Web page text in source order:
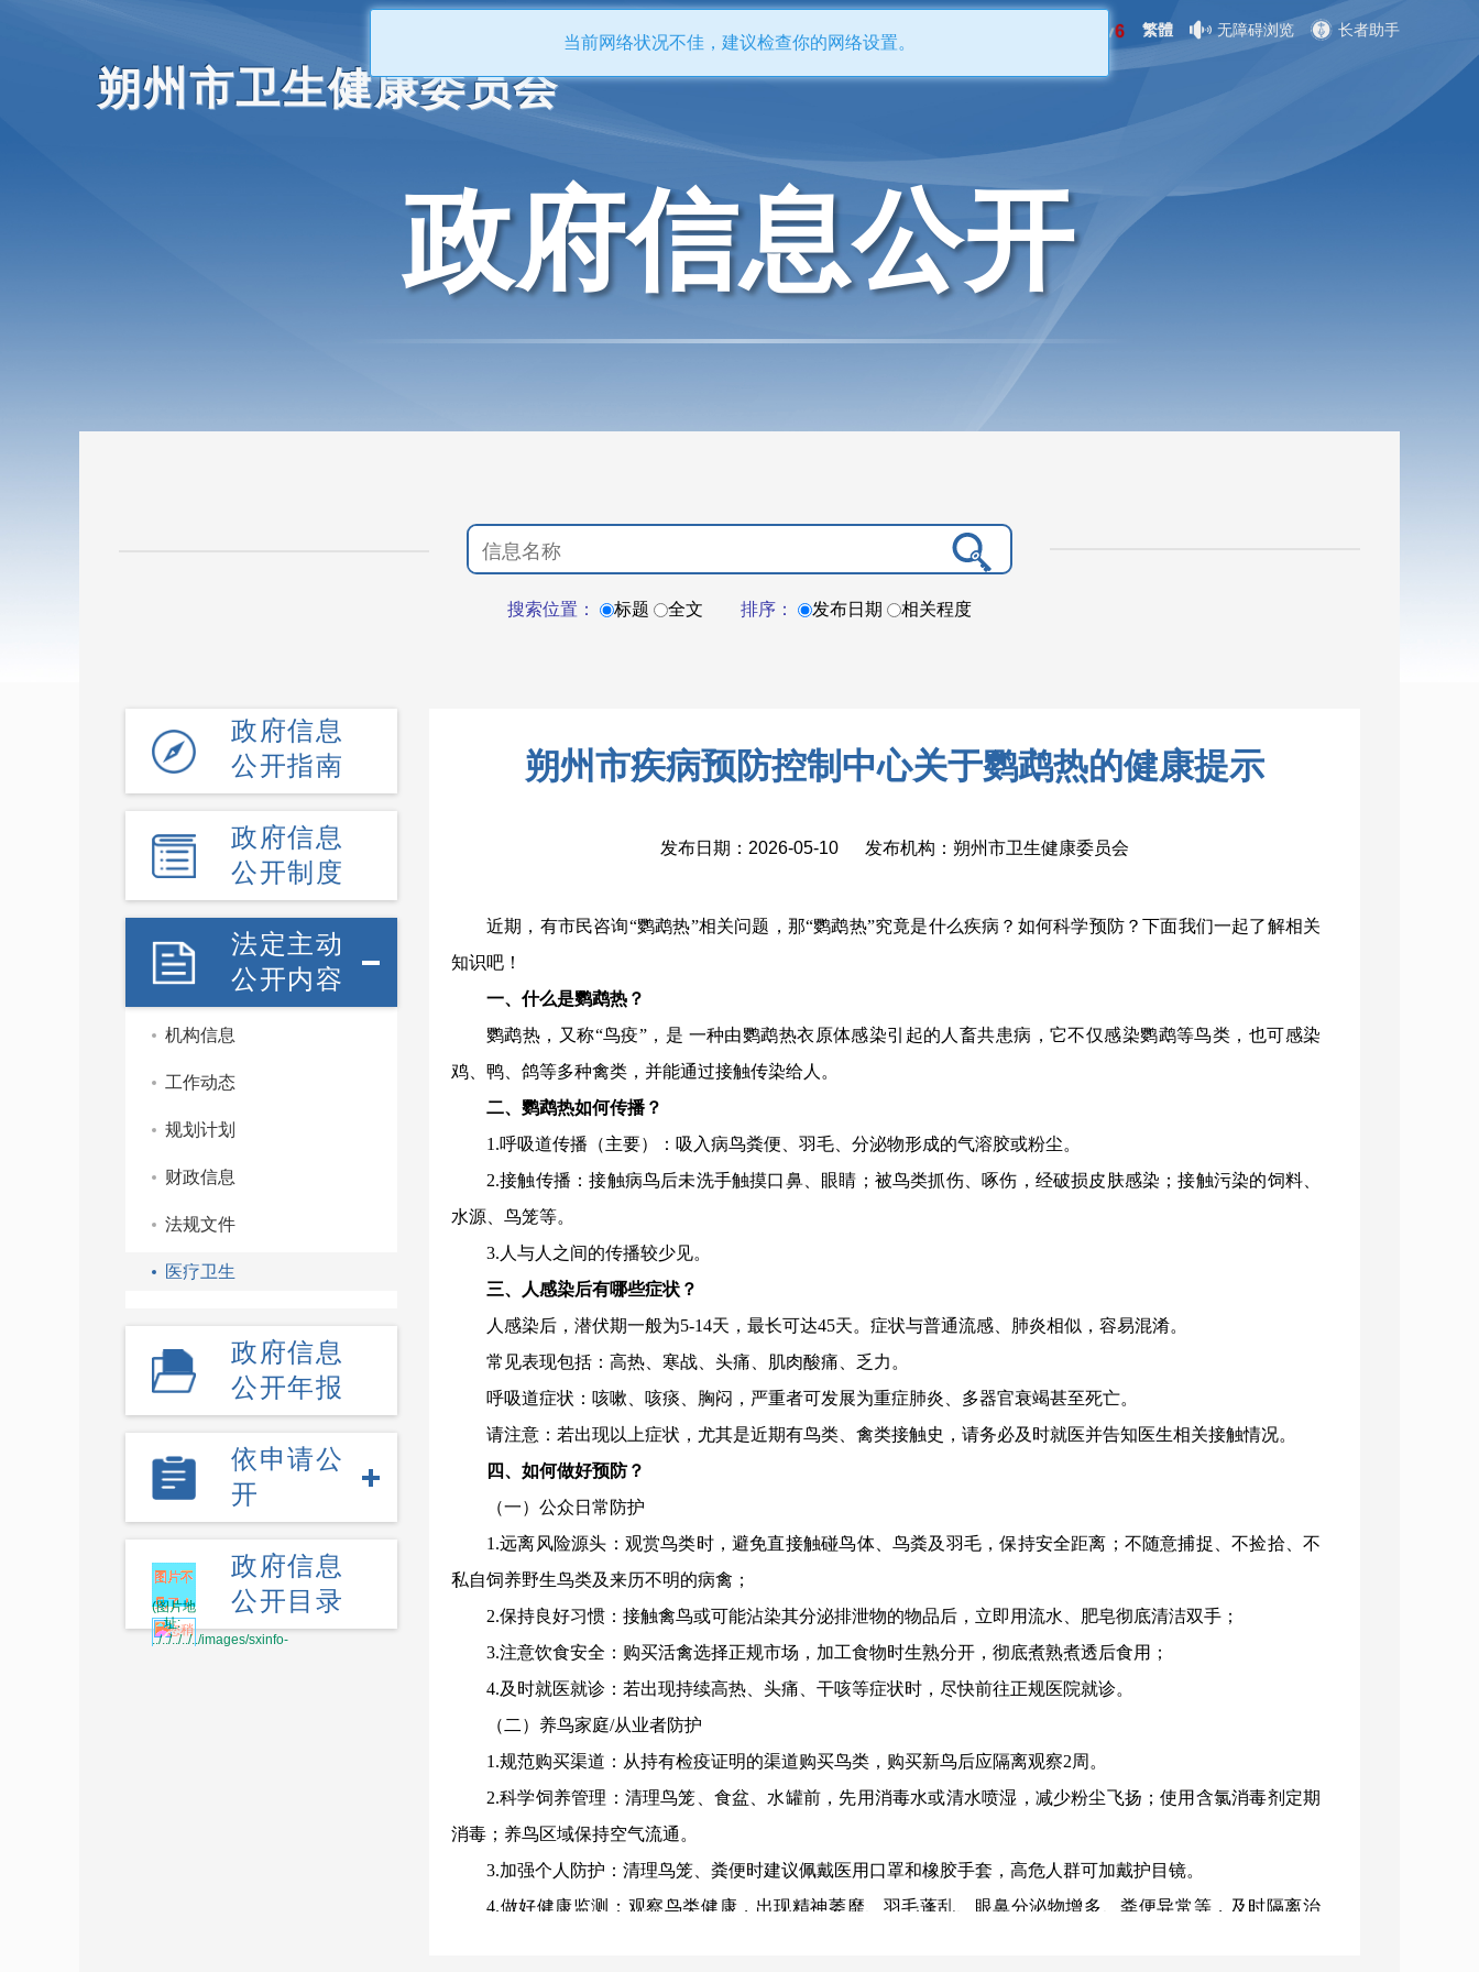
朔州市卫生健康委员会
繁體 无障碍浏览 长者助手
政府信息公开
搜索位置： 标题 全文 排序： 发布日期 相关程度
政府信息
公开指南
政府信息
公开制度
法定主动
公开内容
机构信息
工作动态
规划计划
财政信息
法规文件
医疗卫生
政府信息
公开年报
依申请公
开
政府信息
公开目录
朔州市疾病预防控制中心关于鹦鹉热的健康提示
发布日期：2026-05-10 发布机构：朔州市卫生健康委员会
近期，有市民咨询“鹦鹉热”相关问题，那“鹦鹉热”究竟是什么疾病？如何科学预防？下面我们一起了解相关
知识吧！
一、什么是鹦鹉热？
鹦鹉热，又称“鸟疫”，是 一种由鹦鹉热衣原体感染引起的人畜共患病，它不仅感染鹦鹉等鸟类，也可感染
鸡、鸭、鸽等多种禽类，并能通过接触传染给人。
二、鹦鹉热如何传播？
1.呼吸道传播（主要）：吸入病鸟粪便、羽毛、分泌物形成的气溶胶或粉尘。
2.接触传播：接触病鸟后未洗手触摸口鼻、眼睛；被鸟类抓伤、啄伤，经破损皮肤感染；接触污染的饲料、
水源、鸟笼等。
3.人与人之间的传播较少见。
三、人感染后有哪些症状？
人感染后，潜伏期一般为5-14天，最长可达45天。症状与普通流感、肺炎相似，容易混淆。
常见表现包括：高热、寒战、头痛、肌肉酸痛、乏力。
呼吸道症状：咳嗽、咳痰、胸闷，严重者可发展为重症肺炎、多器官衰竭甚至死亡。
请注意：若出现以上症状，尤其是近期有鸟类、禽类接触史，请务必及时就医并告知医生相关接触情况。
四、如何做好预防？
（一）公众日常防护
1.远离风险源头：观赏鸟类时，避免直接触碰鸟体、鸟粪及羽毛，保持安全距离；不随意捕捉、不捡拾、不
私自饲养野生鸟类及来历不明的病禽；
2.保持良好习惯：接触禽鸟或可能沾染其分泌排泄物的物品后，立即用流水、肥皂彻底清洁双手；
3.注意饮食安全：购买活禽选择正规市场，加工食物时生熟分开，彻底煮熟煮透后食用；
4.及时就医就诊：若出现持续高热、头痛、干咳等症状时，尽快前往正规医院就诊。
（二）养鸟家庭/从业者防护
1.规范购买渠道：从持有检疫证明的渠道购买鸟类，购买新鸟后应隔离观察2周。
2.科学饲养管理：清理鸟笼、食盆、水罐前，先用消毒水或清水喷湿，减少粉尘飞扬；使用含氯消毒剂定期
消毒；养鸟区域保持空气流通。
3.加强个人防护：清理鸟笼、粪便时建议佩戴医用口罩和橡胶手套，高危人群可加戴护目镜。
4.做好健康监测：观察鸟类健康，出现精神萎靡、羽毛蓬乱、眼鼻分泌物增多、粪便异常等，及时隔离治
当前网络状况不佳，建议检查你的网络设置。